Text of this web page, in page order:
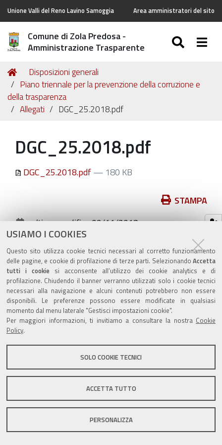
USIAMO I COOKIES
Questo sito utilizza cookie tecnici necessari al corretto funzionamento
delle pagine, e cookie di profilazione di terze parti. Selezionando Accetta
tutti i cookiesi acconsente all’utilizzo dei cookie analytics e di
profilazione. Chiudendo il banner verranno utilizzati solo i cookie tecnici
necessari alla navigazione e alcuni contenuti potrebbero non essere
disponibili. Le preferenze possono essere modificate in qualsiasi
momento dal menu laterale "Gestisci impostazioni cookie".
Per maggiori informazioni, ti invitiamo a consultare la nostra Cookie
Policy.
SOLO COOKIE TECNICI
ACCETTA TUTTO
PERSONALIZZA
Unione Valli del Reno Lavino Samoggia Area amministratori del sito
Comune di Zola Predosa -
Amministrazione Trasparente
Tu
sei
qui:
Home
Disposizioni generali
Piano triennale per la prevenzione della corruzione e
della trasparenza
Allegati
DGC_25.2018.pdf
DGC_25.2018.pdf
DGC_25.2018.pdf— 180 KB
STAMPA
ultima modifica09/11/2018
Valuta questo sito
Sito istituzionale Comune di Zola Predosa
Privacy policy|DPO|Accessibilità